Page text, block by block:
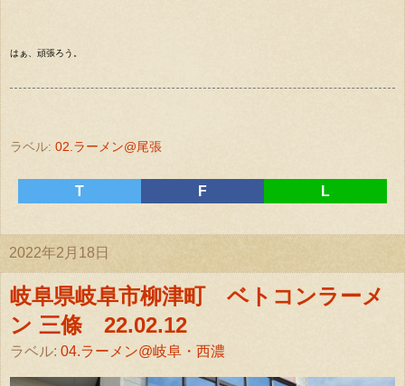
はぁ、頑張ろう。
ラベル: 02.ラーメン@尾張
T F L
2022年2月18日
岐阜県岐阜市柳津町 ベトコンラーメ
ン 三條 22.02.12
ラベル: 04.ラーメン@岐阜・西濃